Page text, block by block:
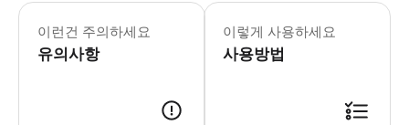
이런건 주의하세요
유의사항
투어는 비가 오나 날이 맑거나 운영됩
이렇게 사용하세요
사용방법